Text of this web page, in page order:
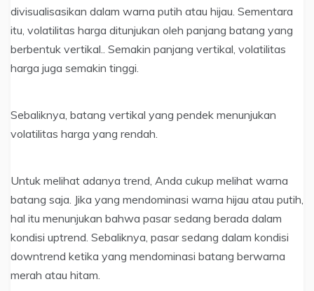
divisualisasikan dalam warna putih atau hijau. Sementara
itu, volatilitas harga ditunjukan oleh panjang batang yang
berbentuk vertikal.. Semakin panjang vertikal, volatilitas
harga juga semakin tinggi.
Sebaliknya, batang vertikal yang pendek menunjukan
volatilitas harga yang rendah.
Untuk melihat adanya trend, Anda cukup melihat warna
batang saja. Jika yang mendominasi warna hijau atau putih,
hal itu menunjukan bahwa pasar sedang berada dalam
kondisi uptrend. Sebaliknya, pasar sedang dalam kondisi
downtrend ketika yang mendominasi batang berwarna
merah atau hitam.